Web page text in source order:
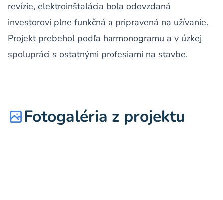
revízie, elektroinštalácia bola odovzdaná
investorovi plne funkčná a pripravená na užívanie.
Projekt prebehol podľa harmonogramu a v úzkej
spolupráci s ostatnými profesiami na stavbe.
Fotogaléria z projektu